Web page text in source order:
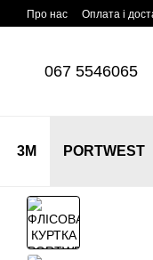
Перейти до основного
Про нас Оплата і
067 5546065
3M PORTWEST